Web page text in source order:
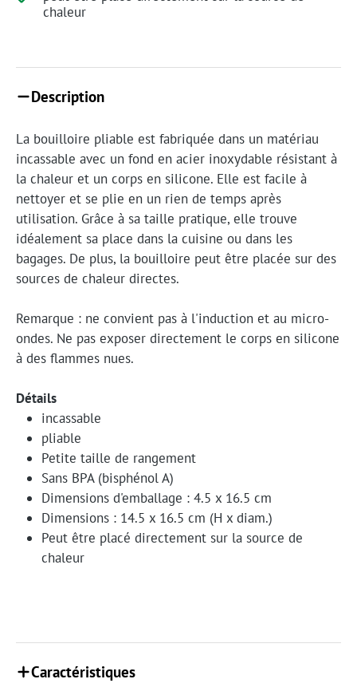
chaleur
Description
La bouilloire pliable est fabriquée dans un matériau
incassable avec un fond en acier inoxydable résistant à
la chaleur et un corps en silicone. Elle est facile à
nettoyer et se plie en un rien de temps après
utilisation. Grâce à sa taille pratique, elle trouve
idéalement sa place dans la cuisine ou dans les
bagages. De plus, la bouilloire peut être placée sur des
sources de chaleur directes.
Remarque : ne convient pas à l'induction et au micro-
ondes. Ne pas exposer directement le corps en silicone
à des flammes nues.
Détails
incassable
pliable
Petite taille de rangement
Sans BPA (bisphénol A)
Dimensions d'emballage : 4.5 x 16.5 cm
Dimensions : 14.5 x 16.5 cm (H x diam.)
Peut être placé directement sur la source de
chaleur
Caractéristiques